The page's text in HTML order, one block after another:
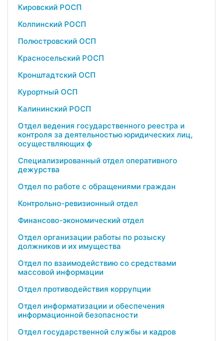
Кировский РОСП
Колпинский РОСП
Полюстровский ОСП
Красносельский РОСП
Кронштадтский ОСП
Курортный ОСП
Калининский РОСП
Отдел ведения государственного реестра и
контроля за деятельностью юридических лиц,
осуществляющих ф
Специализированный отдел оперативного
дежурства
Отдел по работе с обращениями граждан
Контрольно-ревизионный отдел
Финансово-экономический отдел
Отдел организации работы по розыску
должников и их имущества
Отдел по взаимодействию со средствами
массовой информации
Отдел противодействия коррупции
Отдел информатизации и обеспечения
информационной безопасности
Отдел государственной службы и кадров